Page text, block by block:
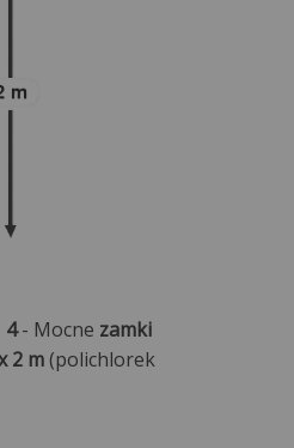
4- Mocne zamki
2 m(polichlorek